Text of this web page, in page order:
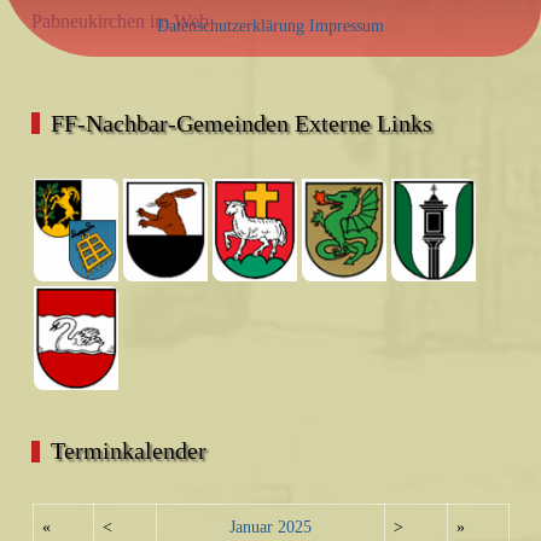
Pabneukirchen im Web
FF-Nachbar-Gemeinden Externe Links
Terminkalender
« < Januar 2025 > »
Datenschutzerklärung Impressum